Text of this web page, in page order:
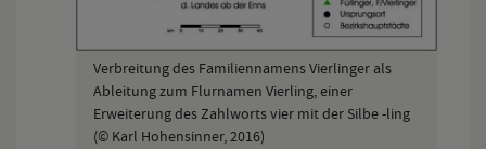
Verbreitung des Familiennamens Vierlinger als
Ableitung zum Flurnamen Vierling, einer
Erweiterung des Zahlworts vier mit der Silbe -ling
(© Karl Hohensinner, 2016)